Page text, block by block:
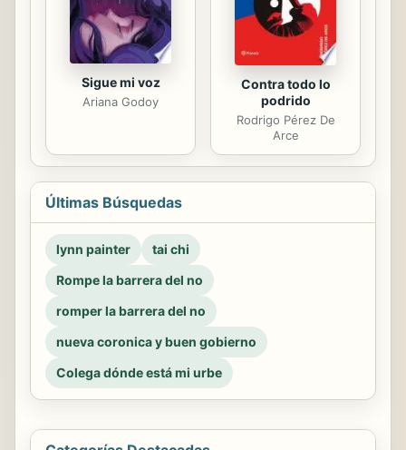
Sigue mi voz
Ariana Godoy
Contra todo lo
podrido
Rodrigo Pérez De
Arce
Últimas Búsquedas
lynn painter
tai chi
Rompe la barrera del no
romper la barrera del no
nueva coronica y buen gobierno
Colega dónde está mi urbe